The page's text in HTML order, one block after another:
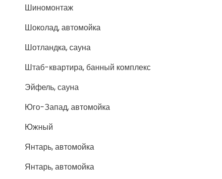
Шиномонтаж
Шоколад, автомойка
Шотландка, сауна
Штаб-квартира, банный комплекс
Эйфель, сауна
Юго-Запад, автомойка
Южный
Янтарь, автомойка
Янтарь, автомойка